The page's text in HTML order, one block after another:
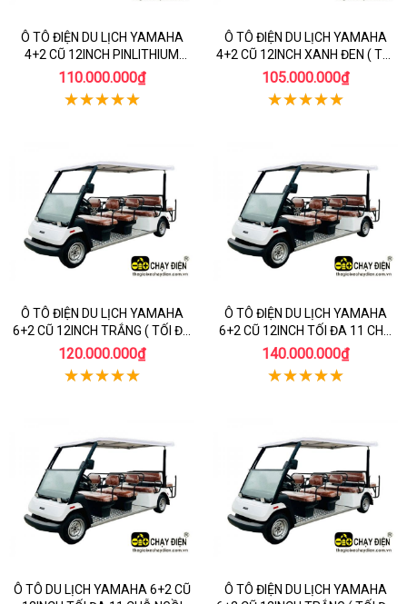
Ô TÔ ĐIỆN DU LỊCH YAMAHA
4+2 CŨ 12INCH PINLITHIUM
XANH ĐEN
110.000.000₫
Ô TÔ ĐIỆN DU LỊCH YAMAHA
4+2 CŨ 12INCH XANH ĐEN ( TỐI
ĐA 8 CHỖ NGỒI ẮC QUY MỚI )
105.000.000₫
Ô TÔ ĐIỆN DU LỊCH YAMAHA
6+2 CŨ 12INCH TRẮNG ( TỐI ĐA
11 CHỖ NGỒI ẮC QUY CŨ )
120.000.000₫
Ô TÔ ĐIỆN DU LỊCH YAMAHA
6+2 CŨ 12INCH TỐI ĐA 11 CHỖ
NGỒI PINLITHIUM TRẮNG
140.000.000₫
Ô TÔ DU LỊCH YAMAHA 6+2 CŨ
Ô TÔ ĐIỆN DU LỊCH YAMAHA